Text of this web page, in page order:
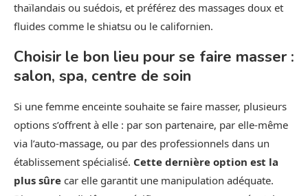
thaïlandais ou suédois, et préférez des massages doux et
fluides comme le shiatsu ou le californien.
Choisir le bon lieu pour se faire masser :
salon, spa, centre de soin
Si une femme enceinte souhaite se faire masser, plusieurs
options s’offrent à elle : par son partenaire, par elle-même
via l’auto-massage, ou par des professionnels dans un
établissement spécialisé. Cette dernière option est la
plus sûre car elle garantit une manipulation adéquate.